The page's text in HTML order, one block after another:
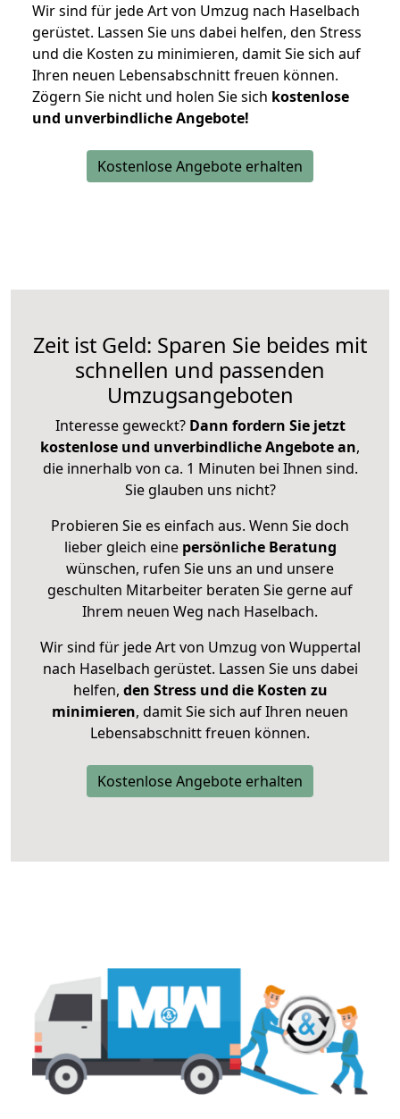
Wir sind für jede Art von Umzug nach Haselbach
gerüstet. Lassen Sie uns dabei helfen, den Stress
und die Kosten zu minimieren, damit Sie sich auf
Ihren neuen Lebensabschnitt freuen können.
Zögern Sie nicht und holen Sie sich kostenlose
und unverbindliche Angebote!
Kostenlose Angebote erhalten
Zeit ist Geld: Sparen Sie beides mit
schnellen und passenden
Umzugsangeboten
Interesse geweckt? Dann fordern Sie jetzt
kostenlose und unverbindliche Angebote an,
die innerhalb von ca. 1 Minuten bei Ihnen sind.
Sie glauben uns nicht?
Probieren Sie es einfach aus. Wenn Sie doch
lieber gleich eine persönliche Beratung
wünschen, rufen Sie uns an und unsere
geschulten Mitarbeiter beraten Sie gerne auf
Ihrem neuen Weg nach Haselbach.
Wir sind für jede Art von Umzug von Wuppertal
nach Haselbach gerüstet. Lassen Sie uns dabei
helfen, den Stress und die Kosten zu
minimieren, damit Sie sich auf Ihren neuen
Lebensabschnitt freuen können.
Kostenlose Angebote erhalten